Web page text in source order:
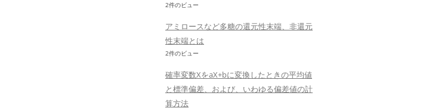
2件のビュー
アミロースなど多糖の還元性末端、非還元
性末端とは
2件のビュー
確率変数XをaX+bに変換したときの平均値
と標準偏差、および、いわゆる偏差値の計
算方法